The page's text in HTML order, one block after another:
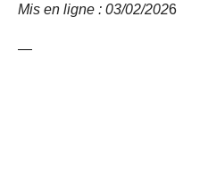
Mis en ligne : 03/02/2026
—